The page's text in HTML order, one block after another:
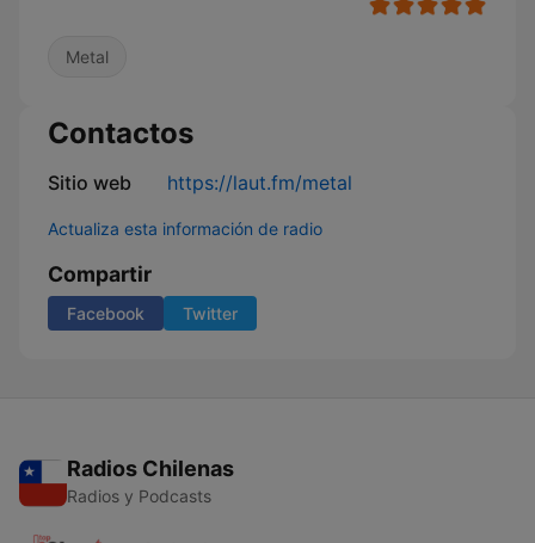
Metal
Contactos
Sitio web https://laut.fm/metal
Actualiza esta información de radio
Compartir
Facebook Twitter
Radios Chilenas
Radios y Podcasts